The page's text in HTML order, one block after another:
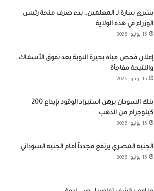
بشرى سارة لـ المعلمين.. بدء صرف منحة رئيس
الوزراء في هذه الولاية
15 يونيو، 2026
إعلان فحص مياه بحيرة النوبة بعد نفوق الأسماك..
والنتيجة مفاجأة
15 يونيو، 2026
بنك السودان يرهن استيراد الوقود بإيداع 200
كيلوجرام من الذهب
15 يونيو، 2026
الجنيه المصري يرتفع مجدداً أمام الجنيه السوداني
15 يونيو، 2026